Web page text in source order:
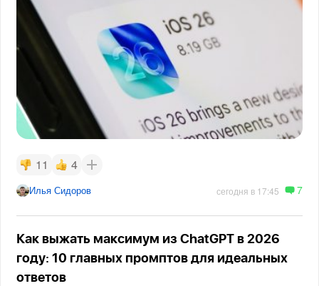
11 4
Илья Сидоров сегодня в 17:45 7
Как выжать максимум из ChatGPT в 2026
году: 10 главных промптов для идеальных
ответов